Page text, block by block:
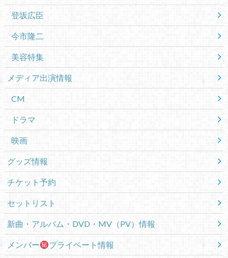
登坂広臣
今市隆二
美容特集
メディア出演情報
CM
ドラマ
映画
グッズ情報
チケット予約
セットリスト
新曲・アルバム・DVD・MV（PV）情報
メンバー プライベート情報